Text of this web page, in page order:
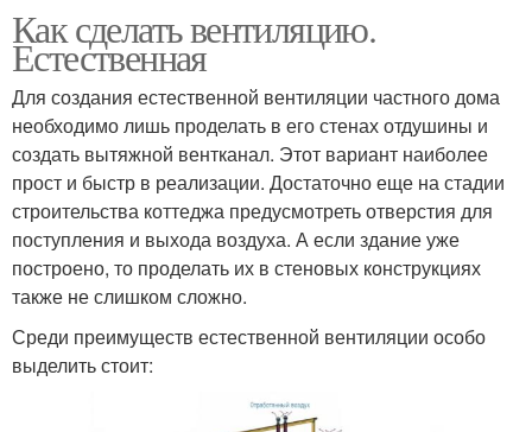
Как сделать вентиляцию.
Естественная
Для создания естественной вентиляции частного дома
необходимо лишь проделать в его стенах отдушины и
создать вытяжной вентканал. Этот вариант наиболее
прост и быстр в реализации. Достаточно еще на стадии
строительства коттеджа предусмотреть отверстия для
поступления и выхода воздуха. А если здание уже
построено, то проделать их в стеновых конструкциях
также не слишком сложно.
Среди преимуществ естественной вентиляции особо
выделить стоит: